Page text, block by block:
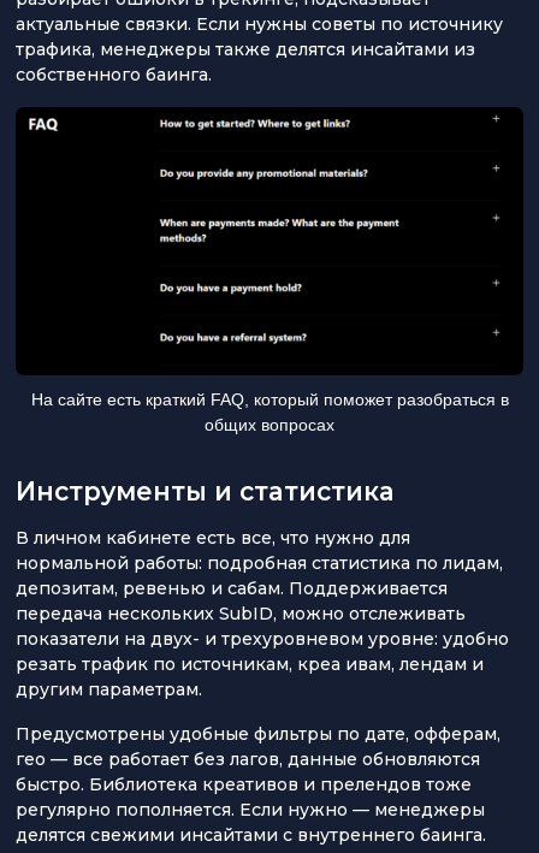
актуальные связки. Если нужны советы по источнику
трафика, менеджеры также делятся инсайтами из
собственного баинга.
На сайте есть краткий FAQ, который поможет разобраться в
общих вопросах
Инструменты и статистика
В личном кабинете есть все, что нужно для
нормальной работы: подробная статистика по лидам,
депозитам, ревенью и сабам. Поддерживается
передача нескольких SubID, можно отслеживать
показатели на двух- и трехуровневом уровне: удобно
резать трафик по источникам, креа ивам, лендам и
другим параметрам.
Предусмотрены удобные фильтры по дате, офферам,
гео — все работает без лагов, данные обновляются
быстро. Библиотека креативов и прелендов тоже
регулярно пополняется. Если нужно — менеджеры
делятся свежими инсайтами с внутреннего баинга.